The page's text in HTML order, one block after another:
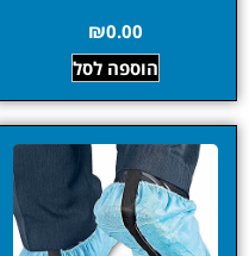
₪0.00
הוספה לסל